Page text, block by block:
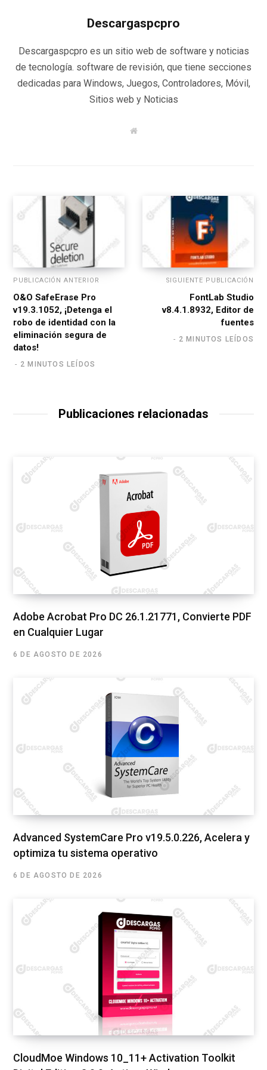
Descargaspcpro
Descargaspcpro es un sitio web de software y noticias
de tecnología. software de revisión, que tiene secciones
dedicadas para Windows, Juegos, Controladores, Móvil,
Sitios web y Noticias
W
PUBLICACIÓN ANTERIOR
O&O SafeErase Pro
v19.3.1052, ¡Detenga el
robo de identidad con la
eliminación segura de
datos!
2 MINUTOS LEÍDOS
SIGUIENTE PUBLICACIÓN
FontLab Studio
v8.4.1.8932, Editor de
fuentes
2 MINUTOS LEÍDOS
Publicaciones relacionadas
Adobe Acrobat Pro DC 26.1.21771, Convierte PDF
en Cualquier Lugar
6 DE AGOSTO DE 2026
Advanced SystemCare Pro v19.5.0.226, Acelera y
optimiza tu sistema operativo
6 DE AGOSTO DE 2026
CloudMoe Windows 10_11+ Activation Toolkit